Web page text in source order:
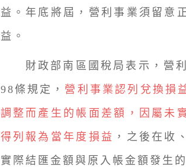
益。年底將屆，營利事業須留意
益。
財政部南區國稅局表示，營利
98條規定， 營利事業認列兌換損
調整而產生的帳面差額，因屬未
得列報為當年度損益 ，之後在收
實際結匯金額與原入帳金額發生